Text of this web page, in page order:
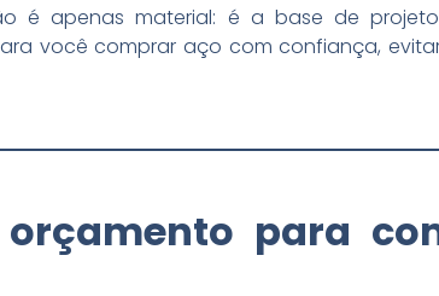
é apenas material: é a base de
você comprar aço com confiança,
para